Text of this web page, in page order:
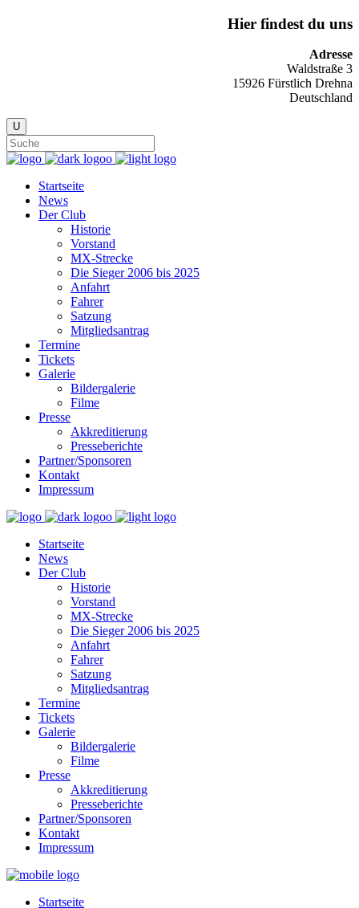
Hier findest du uns
Adresse
Waldstraße 3
15926 Fürstlich Drehna
Deutschland
Startseite
News
Der Club
Historie
Vorstand
MX-Strecke
Die Sieger 2006 bis 2025
Anfahrt
Fahrer
Satzung
Mitgliedsantrag
Termine
Tickets
Galerie
Bildergalerie
Filme
Presse
Akkreditierung
Presseberichte
Partner/Sponsoren
Kontakt
Impressum
Startseite
News
Der Club
Historie
Vorstand
MX-Strecke
Die Sieger 2006 bis 2025
Anfahrt
Fahrer
Satzung
Mitgliedsantrag
Termine
Tickets
Galerie
Bildergalerie
Filme
Presse
Akkreditierung
Presseberichte
Partner/Sponsoren
Kontakt
Impressum
Startseite